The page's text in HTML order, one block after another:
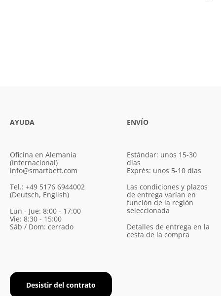
AYUDA
Oficina en Alemania
(Internacional)
info@smartbett.com
Tel.: +49 5176 6944002
(Deutsch, English)
Lun - Jue: 8:00 - 17:00
Vie: 8:30 - 15:00
Sáb / Dom: cerrado
Desistir del contrato
ENVÍO
Estándar: unos 15-30
días
Exprés: unos 5-10 días
Las condiciones y plazos
de entrega varían en
función de la región
seleccionada
Detalles de entrega en la
cesta de la compra